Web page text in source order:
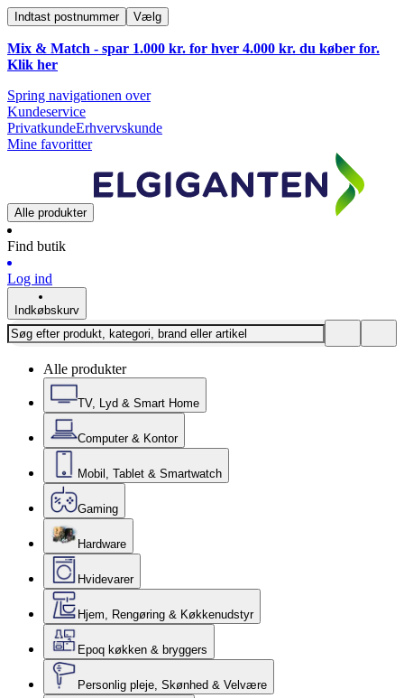
Indtast postnummer Vælg
Mix & Match - spar 1.000 kr. for hver 4.000 kr. du køber for.
Klik her
Spring navigationen over
Kundeservice
PrivatkundeErhvervskunde
Mine favoritter
Alle produkter
Find butik
Log ind
Indkøbskurv
Alle produkter
TV, Lyd & Smart Home
Computer & Kontor
Mobil, Tablet & Smartwatch
Gaming
Hardware
Hvidevarer
Hjem, Rengøring & Køkkenudstyr
Epoq køkken & bryggers
Personlig pleje, Skønhed & Velvære